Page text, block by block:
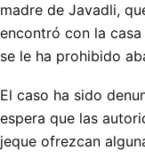
madre de Javadli,
encontró con la
se le ha prohibido
El caso ha sido
espera que las
jeque ofrezcan